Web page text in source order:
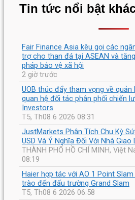
Tin tức nổi bật
Fair Finance Asia kêu gọi các
trợ cho than đá tại ASEAN và
pháp bảo vệ xã hội
2 giờ trước
UOB thúc đẩy tham vọng về
quan hệ đối tác phân phối chiến
Investors
T5, Th08 6 2026 08:31
JustMarkets Phân Tích Chu Kỳ
USD Và Ý Nghĩa Đối Với Nhà Giao
THÀNH PHỐ HỒ CHÍ MINH, Việt
08:19
Haier hợp tác với AO 1 Point
trào đến đấu trường Grand Slam
T5, Th08 6 2026 06:58